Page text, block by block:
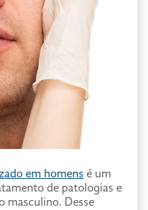
em homens é um
de patologias e
masculino. Desse